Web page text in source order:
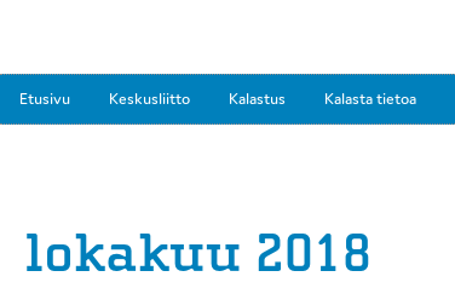
Etusivu Keskusliitto Kalastus Kalasta tietoa
lokakuu 2018